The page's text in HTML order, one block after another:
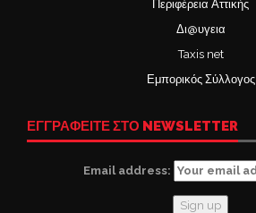
Περιφέρεια Αττικής
Δι@υγεια
Taxis net
Εμπορικός Σύλλογος
ΕΓΓΡΑΦΕΙΤΕ ΣΤΟ NEWSLETTER
Email address: